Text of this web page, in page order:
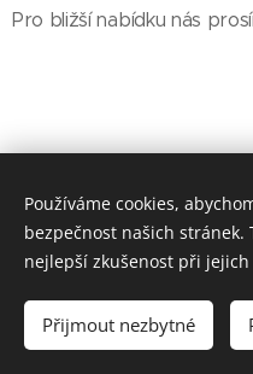
Pro bližší nabídku nás
Používáme cookies,
bezpečnost našich
nejlepší zkušenost při jejich
Přijmout nezbytné